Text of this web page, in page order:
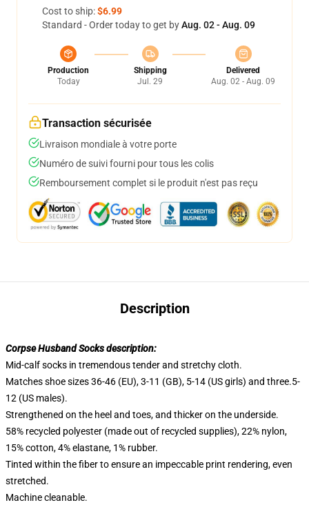
Cost to ship:$6.99
Standard - Order today to get byAug. 02 - Aug. 09
Production
Today
Shipping
Jul. 29
Delivered
Aug. 02 - Aug. 09
Transaction sécurisée
Livraison mondiale à votre porte
Numéro de suivi fourni pour tous les colis
Remboursement complet si le produit n'est pas reçu
Description
Corpse Husband Socks description:
Mid-calf socks in tremendous tender and stretchy cloth.
Matches shoe sizes 36-46 (EU), 3-11 (GB), 5-14 (US girls) and three.5-
12 (US males).
Strengthened on the heel and toes, and thicker on the underside.
58% recycled polyester (made out of recycled supplies), 22% nylon,
15% cotton, 4% elastane, 1% rubber.
Tinted within the fiber to ensure an impeccable print rendering, even
stretched.
Machine cleanable.